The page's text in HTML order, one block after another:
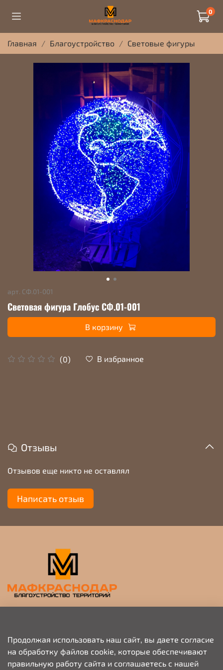
0
Главная Благоустройство Световые фигуры
арт. СФ.01-001
Световая фигура Глобус СФ.01-001
(0) В избранное
В корзину
Отзывы
Отзывов еще никто не оставлял
Написать отзыв
+79676703333
Продолжая использовать наш сайт, вы даете согласие
на обработку файлов cookie, которые обеспечивают
правильную работу сайта и соглашаетесь с нашей